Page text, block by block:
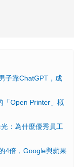
子靠ChatGPT，成
「Open Printer」概
：為什麼優秀員工
4倍，Google與蘋果